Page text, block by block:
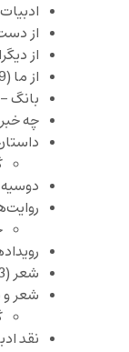
از
از
از ما (759)
بانگ –
چه
دوسیه
شعر(283)
شعر و
نقد